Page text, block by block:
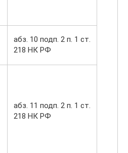
абз. 10 подп. 2 п. 1 ст.
218 НК РФ
абз. 11 подп. 2 п. 1 ст.
218 НК РФ